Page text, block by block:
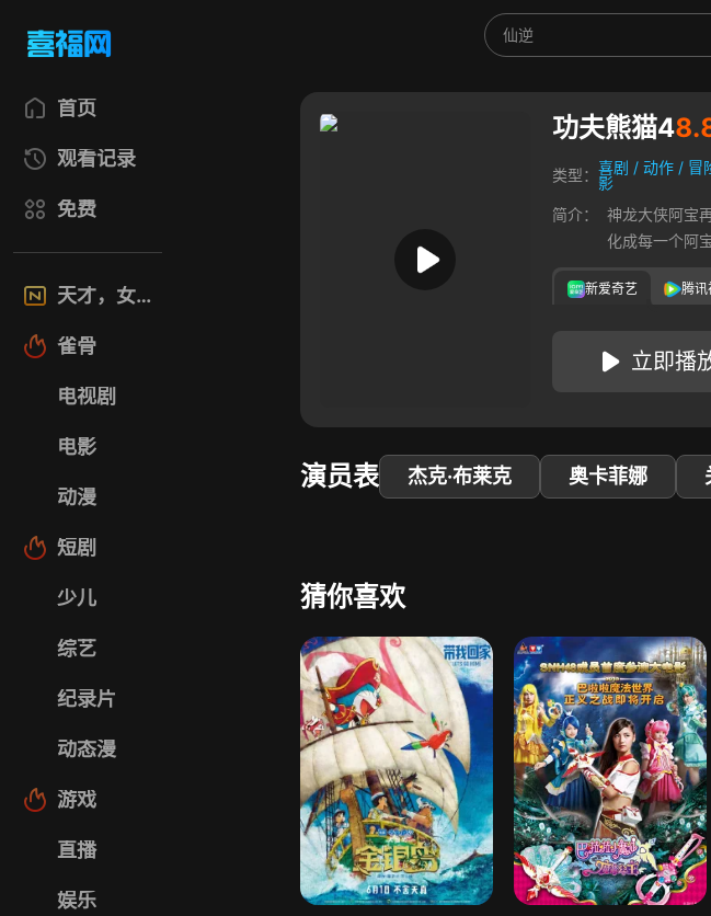
首页
观看记录
免费
天才，女友
雀骨
电视剧
电影
动漫
短剧
少儿
综艺
纪录片
动态漫
游戏
直播
娱乐
功夫熊猫4
类型： 喜剧 / 动作 / 冒
影
简介：
神龙大侠阿宝
化成每一个阿
新爱奇艺 腾讯
立即播
演员表 杰克·布莱克 奥卡菲娜
猜你喜欢